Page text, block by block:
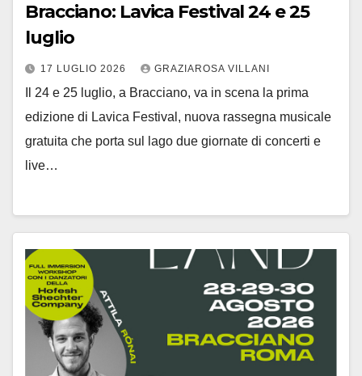
Bracciano: Lavica Festival 24 e 25
luglio
17 LUGLIO 2026 GRAZIAROSA VILLANI
Il 24 e 25 luglio, a Bracciano, va in scena la prima
edizione di Lavica Festival, nuova rassegna musicale
gratuita che porta sul lago due giornate di concerti e
live…